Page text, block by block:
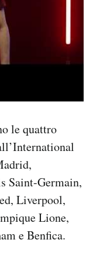
le quattro
Saint-Germain,
Liverpool,
Lione,
e Benfica.